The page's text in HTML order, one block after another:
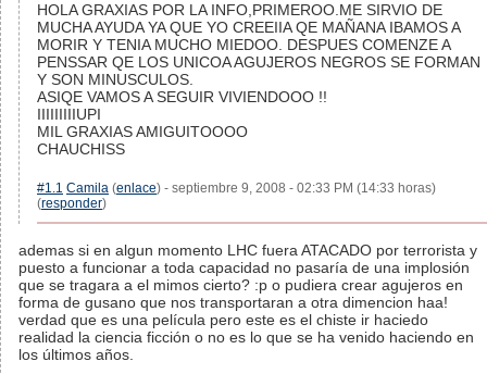
HOLA GRAXIAS POR LA INFO,PRIMEROO.ME SIRVIO DE
MUCHA AYUDA YA QUE YO CREEIIA QE MAÑANA IBAMOS A
MORIR Y TENIA MUCHO MIEDOO. DESPUES COMENZE A
PENSSAR QE LOS UNICOA AGUJEROS NEGROS SE FORMAN
Y SON MINUSCULOS.
ASIQE VAMOS A SEGUIR VIVIENDOOO !!
IIIIIIIIIUPI
MIL GRAXIAS AMIGUITOOOO
CHAUCHISS
#1.1 Camila (enlace) - septiembre 9, 2008 - 02:33 PM (14:33 horas)
(responder)
ademas si en algun momento LHC fuera ATACADO por terrorista y
puesto a funcionar a toda capacidad no pasaría de una implosión
que se tragara a el mimos cierto? :p o pudiera crear agujeros en
forma de gusano que nos transportaran a otra dimencion haa!
verdad que es una película pero este es el chiste ir haciedo
realidad la ciencia ficción o no es lo que se ha venido haciendo en
los últimos años.